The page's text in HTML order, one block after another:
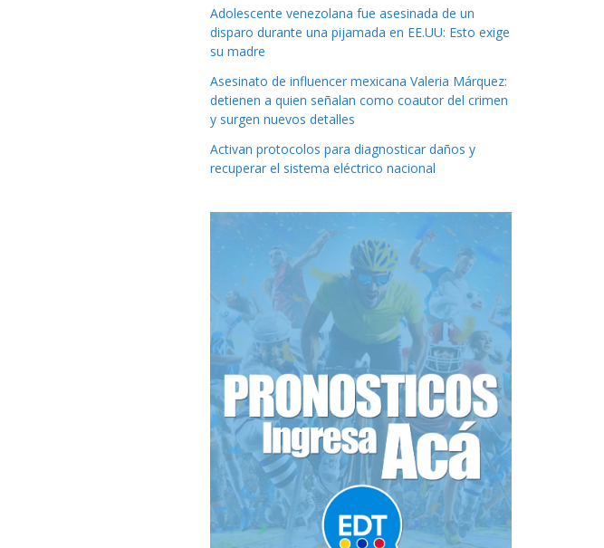
Adolescente venezolana fue asesinada de un
disparo durante una pijamada en EE.UU: Esto exige
su madre
Asesinato de influencer mexicana Valeria Márquez:
detienen a quien señalan como coautor del crimen
y surgen nuevos detalles
Activan protocolos para diagnosticar daños y
recuperar el sistema eléctrico nacional